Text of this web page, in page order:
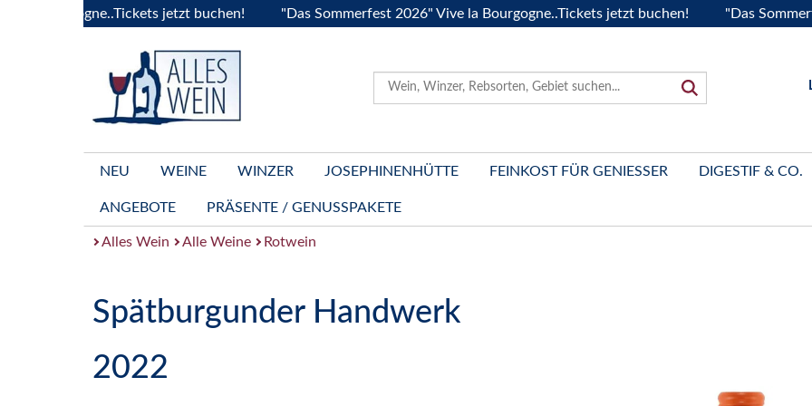
jetzt buchen! "Das Sommerfest 2026" Vive la Bourgogne..Tickets jetzt buchen! "Das Sommerfest
NEU WEINE WINZER JOSEPHINENHÜTTE FEINKOST FÜR GENIESSER DIGESTIF & CO.
ANGEBOTE PRÄSENTE / GENUSSPAKETE
Alles Wein Alle Weine Rotwein
Spätburgunder Handwerk
2022